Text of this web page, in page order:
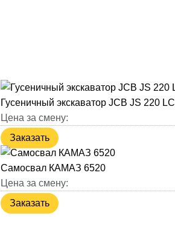
Гусеничный экскаватор JCB JS 220 LC
Цена за смену:
Заказать
Самосвал КАМАЗ 6520
Цена за смену:
Заказать